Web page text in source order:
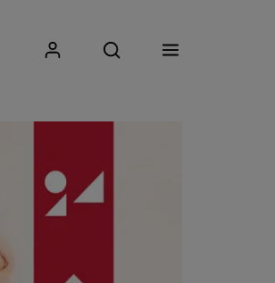
Mitt KristianiaÅpne søk
Skriv inn søkefrase
Søk
Meny